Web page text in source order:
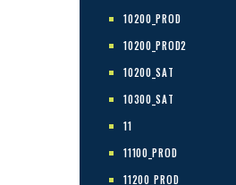
10200_PROD
10200_PROD2
10200_SAT
10300_SAT
11
11100_PROD
11200_PROD